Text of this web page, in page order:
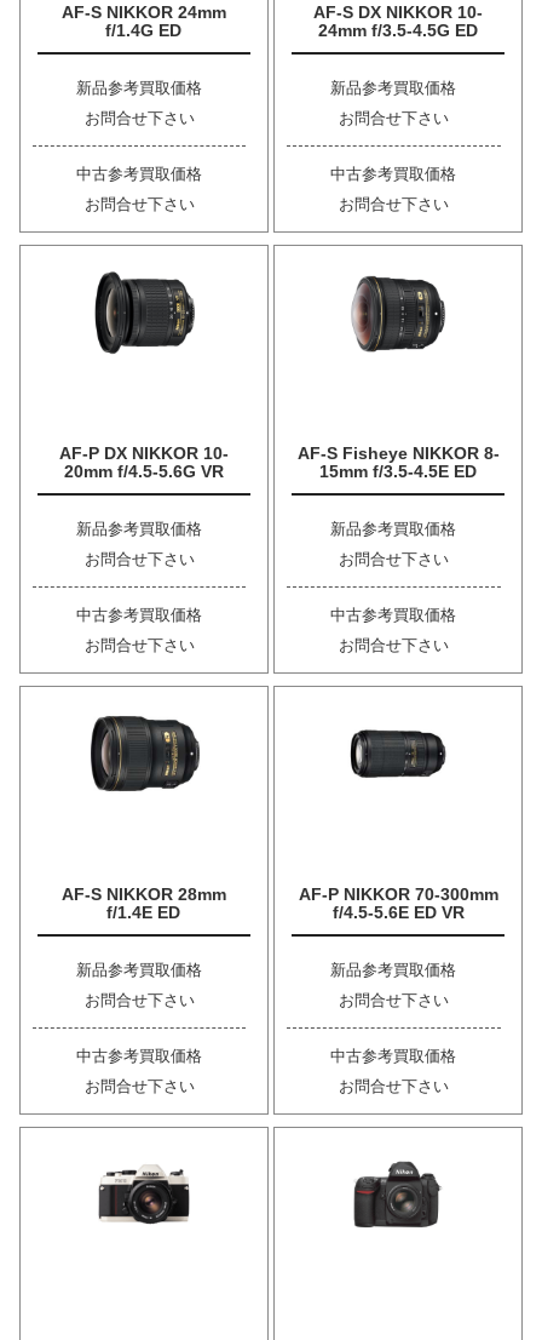
AF-S NIKKOR 24mm
f/1.4G ED
新品参考買取価格
お問合せ下さい
中古参考買取価格
お問合せ下さい
AF-S DX NIKKOR 10-
24mm f/3.5-4.5G ED
新品参考買取価格
お問合せ下さい
中古参考買取価格
お問合せ下さい
AF-P DX NIKKOR 10-
20mm f/4.5-5.6G VR
新品参考買取価格
お問合せ下さい
中古参考買取価格
お問合せ下さい
AF-S Fisheye NIKKOR 8-
15mm f/3.5-4.5E ED
新品参考買取価格
お問合せ下さい
中古参考買取価格
お問合せ下さい
AF-S NIKKOR 28mm
f/1.4E ED
新品参考買取価格
お問合せ下さい
中古参考買取価格
お問合せ下さい
AF-P NIKKOR 70-300mm
f/4.5-5.6E ED VR
新品参考買取価格
お問合せ下さい
中古参考買取価格
お問合せ下さい